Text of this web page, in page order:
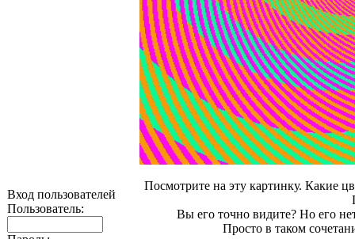
Вход пользователей
Пользователь:
Посмотрите на эту картинку. Какие
Вы его точно видите? Но его
Просто в таком